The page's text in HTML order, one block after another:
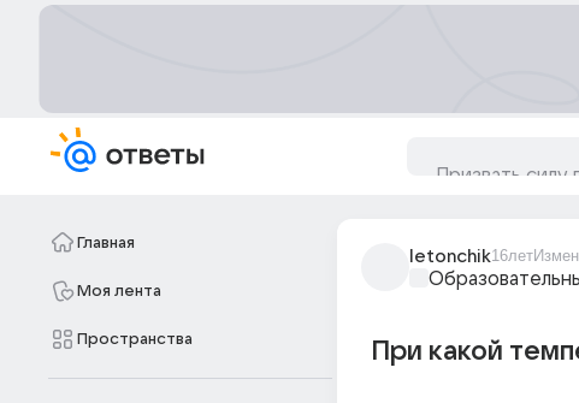
Главная
Моя лента
Пространства
letonchik16лет
При какой